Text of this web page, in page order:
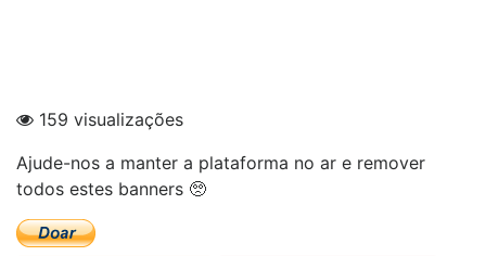
159 visualizações
Ajude-nos a manter a plataforma no ar e remover
todos estes banners 🥺